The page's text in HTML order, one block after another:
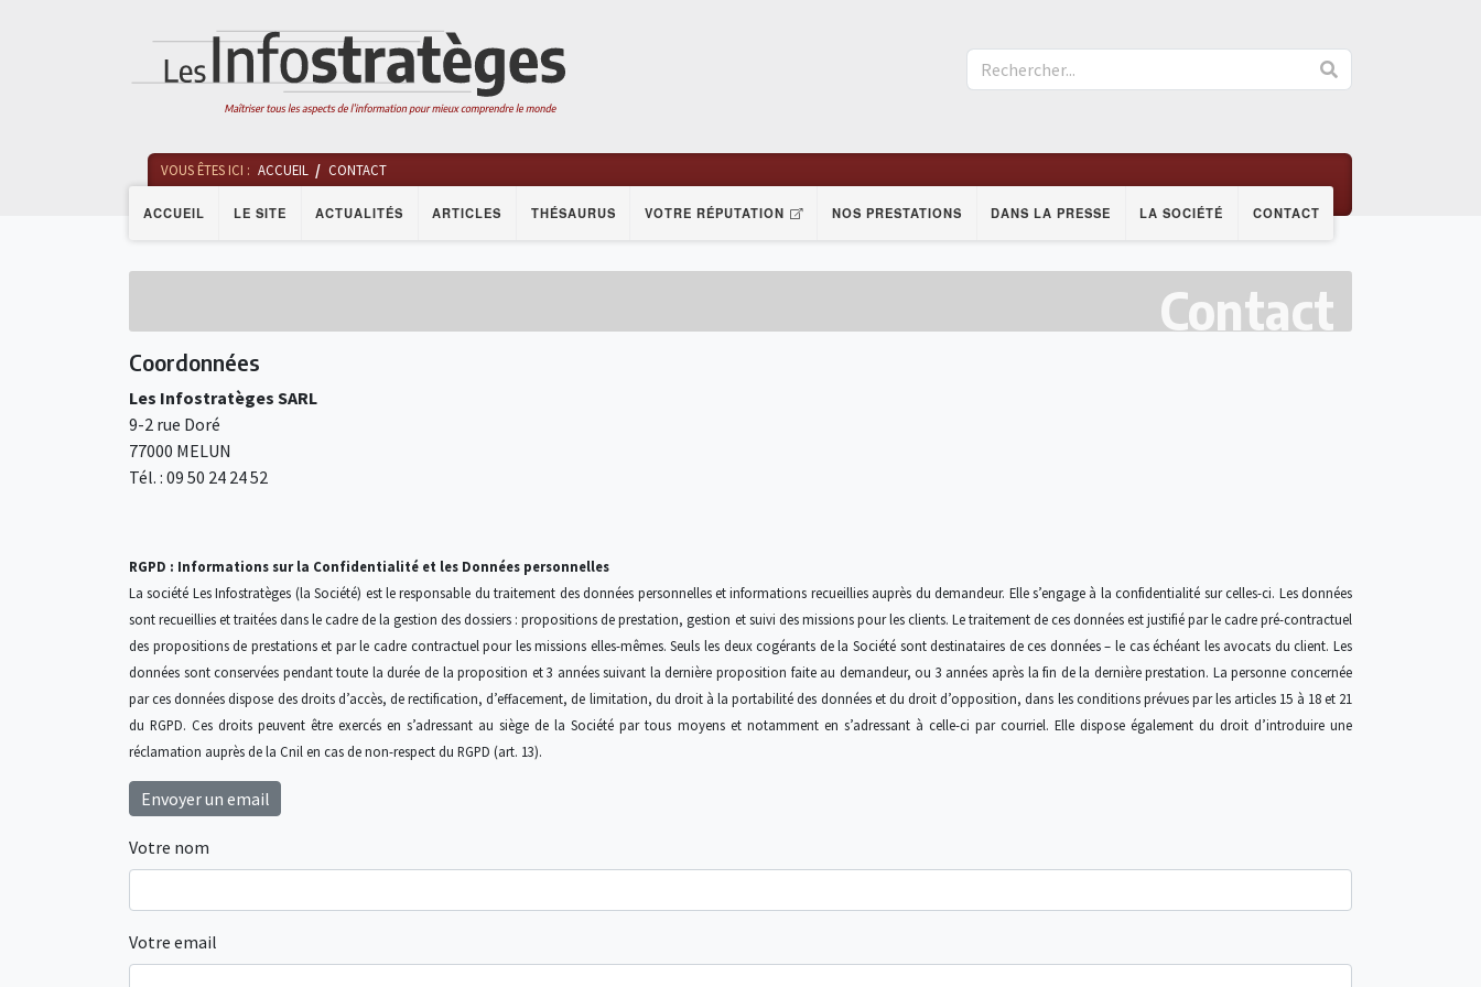
ACCUEIL LE SITE ACTUALITÉS ARTICLES THÉSAURUS VOTRE RÉPUTATION NOS PRESTATIONS DANS LA PRESSE LA SOCIÉTÉ CONTACT
VOUS ÊTES ICI : ACCUEIL CONTACT
Contact
Coordonnées
Les Infostratèges SARL
9-2 rue Doré
77000 MELUN
Tél. : 09 50 24 24 52
RGPD : Informations sur la Confidentialité et les Données personnelles
La société Les Infostratèges (la Société) est le responsable du traitement des données personnelles et informations recueillies auprès du demandeur. Elle s’engage à la confidentialité sur celles-ci. Les données
sont recueillies et traitées dans le cadre de la gestion des dossiers : propositions de prestation, gestion et suivi des missions pour les clients. Le traitement de ces données est justifié par le cadre pré-contractuel
des propositions de prestations et par le cadre contractuel pour les missions elles-mêmes. Seuls les deux cogérants de la Société sont destinataires de ces données – le cas échéant les avocats du client. Les
données sont conservées pendant toute la durée de la proposition et 3 années suivant la dernière proposition faite au demandeur, ou 3 années après la fin de la dernière prestation. La personne concernée
par ces données dispose des droits d’accès, de rectification, d’effacement, de limitation, du droit à la portabilité des données et du droit d’opposition, dans les conditions prévues par les articles 15 à 18 et 21
du RGPD. Ces droits peuvent être exercés en s’adressant au siège de la Société par tous moyens et notamment en s’adressant à celle-ci par courriel. Elle dispose également du droit d’introduire une
réclamation auprès de la Cnil en cas de non-respect du RGPD (art. 13).
Envoyer un email
Votre nom
Votre email